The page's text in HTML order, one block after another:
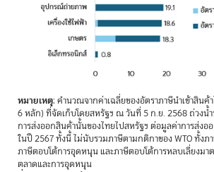
หมายเหตุ: คำนวณจากค่าเฉลี่ยของอัตราภาษีนำเข้าสิน
6 หลัก) ที่จัดเก็บโดยสหรัฐฯ ณ วันที่ 5 ก.ย. 2568 ถ่วงน้
การส่งออกสินค้านั้นของไทยไปสหรัฐฯ ต่อมูลค่าการส่ง
ในปี 2567 ทั้งนี้ ไม่นับรวมภาษีตามกติกาของ WTO ทั้ง
ภาษีตอบโต้การอุดหนุน และภาษีตอบโต้การหลบเลี่ยงมา
ตลาดและการอุดหนุน